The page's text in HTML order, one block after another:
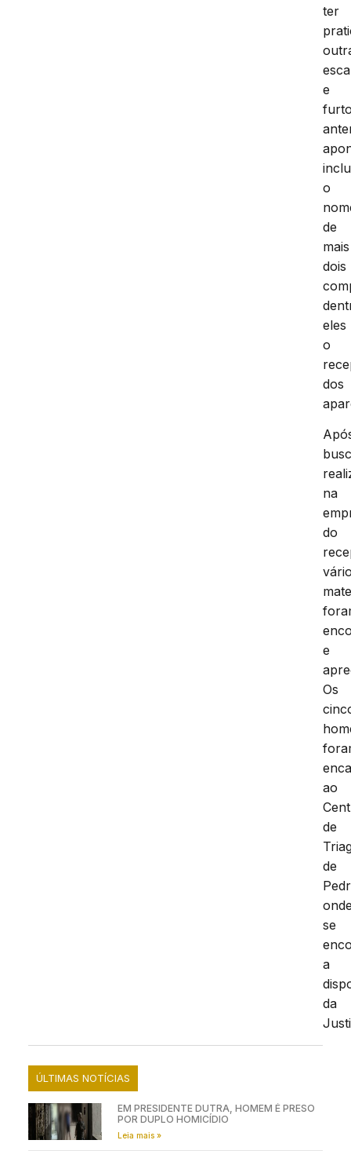
ter
e
o
de
mais
dois
eles
o
dos
na
do
e
Os
ao
de
de
se
a
da
ÚLTIMAS NOTÍCIAS
EM PRESIDENTE DUTRA, HOMEM É PRESO
POR DUPLO HOMICÍDIO
Leia mais »